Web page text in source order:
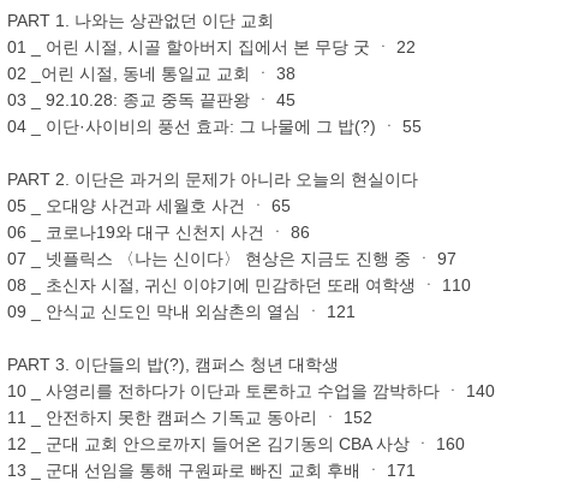
PART 1. 나와는 상관없던 이단 교회
01 _ 어린 시절, 시골 할아버지 집에서 본 무당 굿 ㆍ 22
02 _어린 시절, 동네 통일교 교회 ㆍ 38
03 _ 92.10.28: 종교 중독 끝판왕 ㆍ 45
04 _ 이단·사이비의 풍선 효과: 그 나물에 그 밥(?) ㆍ 55
PART 2. 이단은 과거의 문제가 아니라 오늘의 현실이다
05 _ 오대양 사건과 세월호 사건 ㆍ 65
06 _ 코로나19와 대구 신천지 사건 ㆍ 86
07 _ 넷플릭스 〈나는 신이다〉 현상은 지금도 진행 중 ㆍ 97
08 _ 초신자 시절, 귀신 이야기에 민감하던 또래 여학생 ㆍ 110
09 _ 안식교 신도인 막내 외삼촌의 열심 ㆍ 121
PART 3. 이단들의 밥(?), 캠퍼스 청년 대학생
10 _ 사영리를 전하다가 이단과 토론하고 수업을 깜박하다 ㆍ 140
11 _ 안전하지 못한 캠퍼스 기독교 동아리 ㆍ 152
12 _ 군대 교회 안으로까지 들어온 김기동의 CBA 사상 ㆍ 160
13 _ 군대 선임을 통해 구원파로 빠진 교회 후배 ㆍ 171